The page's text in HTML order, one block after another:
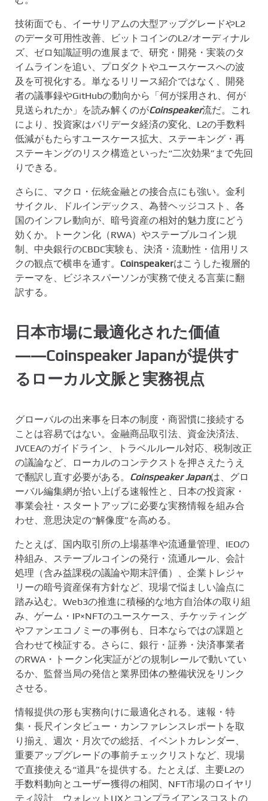
技術面でも、イーサリアムの大型アップグレードやL2
のデータ可用性改善、ビットコインのL2/オーディナル
ズ、ゼロ知識証明の進展まで、研究・開発・実装のタ
イムラインを追い、プロダクトやユースケースへの波
及を可視化する。単なるリリース紹介ではなく、開発
者の議事録やGitHubの動向から「何が採用され、何が
見送られたか」を読み解くのがCoinspeaker流だ。これ
により、投資家はバリデータ経済の変化、L2の手数料
低減がもたらすユースケース拡大、ステーキング・再
ステーキングのリスク構造といった“二次効果”まで先回
りできる。
さらに、マクロ・伝統金融との接合点にも強い。金利
サイクル、ドルインデックス、為替ヘッジコスト、各
国のインフレ動向が、暗号資産の相対的魅力度にどう
効くか。トークン化（RWA）やステーブルコイン規
制、中央銀行のCBDC実験も、決済・流動性・信用リス
クの観点で横串を通す。 Coinspeakerはこうした複層的
テーマを、ビジネスパーソンが実務で使える言葉に翻
訳する。
日本市場に最適化された価値
――Coinspeaker Japanが提供す
るローカル文脈と実務視点
グローバルの出来事を日本の制度・商習慣に接続する
ことは容易ではない。金融商品取引法、資金決済法、
JVCEAのガイドライン、トラベルルール対応、税制改正
の議論など、ローカルのコンテクストを押さえたうえ
で翻訳し直す必要がある。 Coinspeaker Japanは、グロ
ーバル編集網が拾い上げる速報性と、日本の投資家・
事業会社・スタートアップに必要な実務情報を組み合
わせ、意思決定の“解像度”を高める。
たとえば、国内取引所の上場基準や流通量管理、IEOの
枠組み、ステーブルコインの発行・流通ルール、会計
処理（含み益課税の議論や期末評価）、企業トレジャ
リーの暗号資産保有方針など、現場で悩ましい論点に
踏み込む。Web3の推進に積極的な地方自治体の取り組
み、ゲーム・IP×NFTのユースケース、チケッティング
やファンエコノミーの事例も、日本ならではの課題と
合わせて検証する。さらに、銀行・証券・決済事業者
のRWA・トークン化実証がどの規制レールで動いてい
るか、監督当局の発信と業界団体の整備状況をリンク
させる。
情報提供の形も実務向けに最適化される。速報・特
集・長尺インタビュー・カンファレンスレポートを取
り揃え、週次・月次での総括、イベントカレンダー、
重要アップグレードの事前チェックリストなど、現場
で直接使える“道具”を提供する。たとえば、主要L2の
手数料動向とユーザー獲得の相関、NFT市場のロイヤリ
ティ設計、ウォレットUXとコンプライアンスコストの